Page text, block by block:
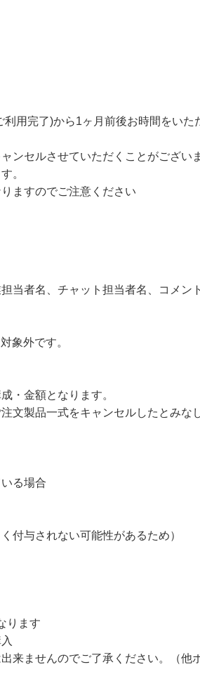
用完了)から1ヶ月前後お時間をいた
ンセルさせていただくことがござい
。
ますのでご注意ください
者名、チャット担当者名、コメン
象外です。
金額となります。
製品一式をキャンセルしたとみなし
る場合
付与されない可能性があるため）
ります
来ませんのでご了承ください。（他